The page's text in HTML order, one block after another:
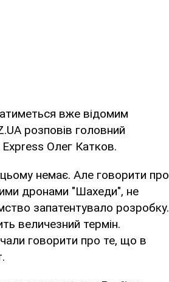
вже відомим
розповів головний
Express Олег Катков.
цьому немає. Але говорити про
дронами "Шахеди", не
запатентувало розробку.
величезний термін.
говорити про те, що в